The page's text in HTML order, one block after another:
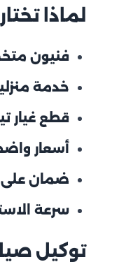
لماذا
فنيون
خدمة
قطع غيار
أسعار
ضمان على
سرعة
توكيل